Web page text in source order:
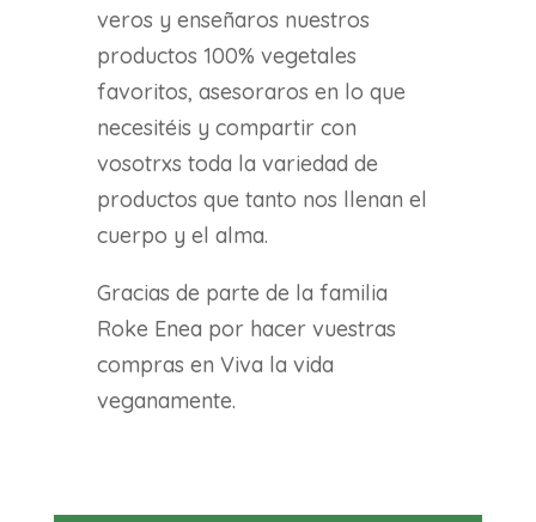
veros y enseñaros nuestros
productos 100% vegetales
favoritos, asesoraros en lo que
necesitéis y compartir con
vosotrxs toda la variedad de
productos que tanto nos llenan el
cuerpo y el alma.
Gracias de parte de la familia
Roke Enea por hacer vuestras
compras en Viva la vida
veganamente.